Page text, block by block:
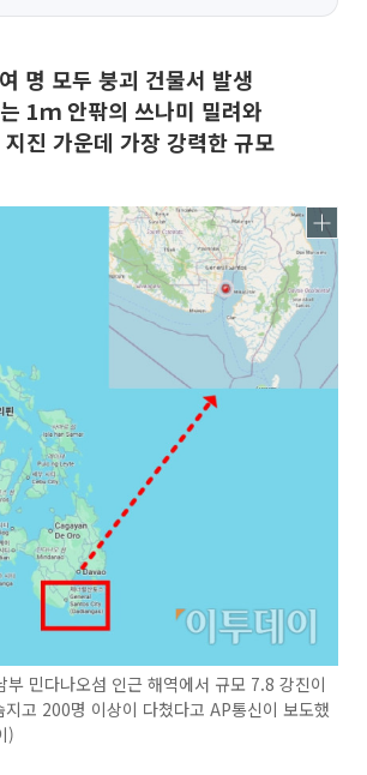
명 모두 붕괴 건물서 발생
1ｍ 안팎의 쓰나미 밀려와
진 가운데 가장 강력한 규모
민다나오섬 인근 해역에서 규모 7.8 강진이
고 200명 이상이 다쳤다고 AP통신이 보도했
)